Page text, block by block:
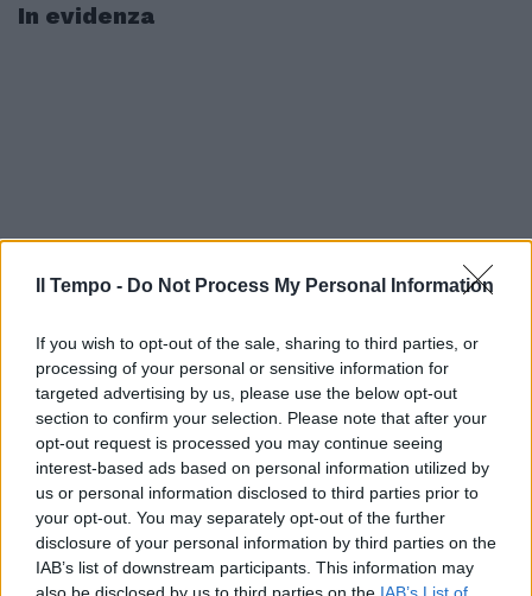
Il Tempo - Do Not Process My Personal Information
If you wish to opt-out of the sale, sharing to third parties, or
processing of your personal or sensitive information for
targeted advertising by us, please use the below opt-out
section to confirm your selection. Please note that after your
opt-out request is processed you may continue seeing
interest-based ads based on personal information utilized by
us or personal information disclosed to third parties prior to
your opt-out. You may separately opt-out of the further
disclosure of your personal information by third parties on the
IAB’s list of downstream participants. This information may
also be disclosed by us to third parties on the IAB’s List of
In evidenza